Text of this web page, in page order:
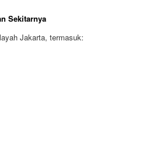
Sekitarnya
Jakarta, termasuk: